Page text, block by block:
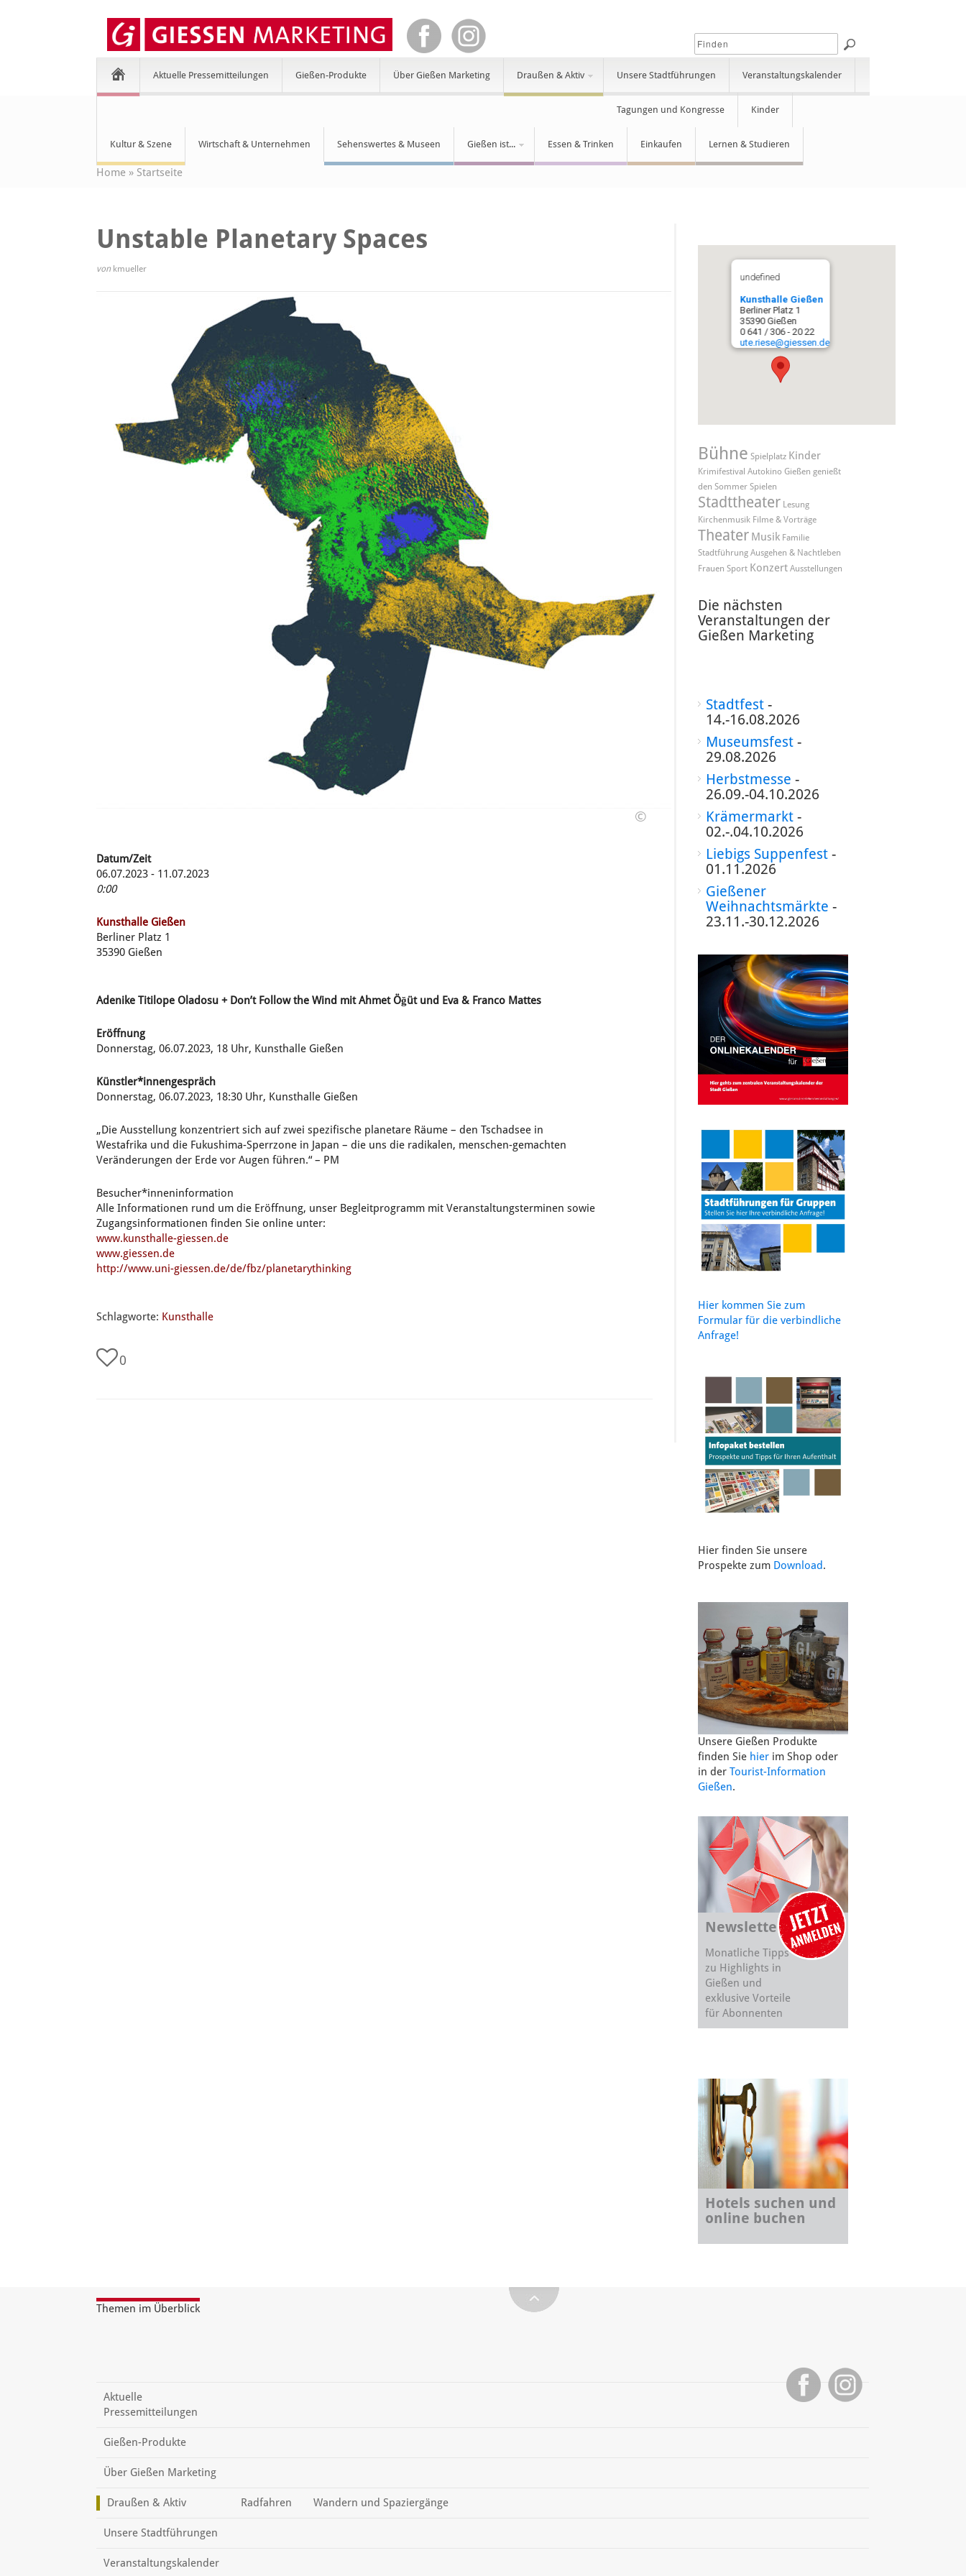
Aktuelle Pressemitteilungen Gießen-Produkte Über Gießen Marketing Draußen & Aktiv Unsere Stadtführungen Veranstaltungskalender
Tagungen und Kongresse Kinder
Kultur & Szene Wirtschaft & Unternehmen Sehenswertes & Museen Gießen ist... Essen & Trinken Einkaufen Lernen & Studieren
Home » Startseite
Unstable Planetary Spaces
von kmueller
©
Datum/Zeit
06.07.2023 - 11.07.2023
0:00
Kunsthalle Gießen
Berliner Platz 1
35390 Gießen
Adenike Titilope Oladosu + Don’t Follow the Wind mit Ahmet Öğüt und Eva & Franco Mattes
Eröffnung
Donnerstag, 06.07.2023, 18 Uhr, Kunsthalle Gießen
Künstler*innengespräch
Donnerstag, 06.07.2023, 18:30 Uhr, Kunsthalle Gießen
„Die Ausstellung konzentriert sich auf zwei spezifische planetare Räume – den Tschadsee in
Westafrika und die Fukushima-Sperrzone in Japan – die uns die radikalen, menschen-gemachten
Veränderungen der Erde vor Augen führen.“ – PM
Besucher*inneninformation
Alle Informationen rund um die Eröffnung, unser Begleitprogramm mit Veranstaltungsterminen sowie
Zugangsinformationen finden Sie online unter:
www.kunsthalle-giessen.de
www.giessen.de
http://www.uni-giessen.de/de/fbz/planetarythinking
Schlagworte: Kunsthalle
0
undefined
Kunsthalle Gießen
Berliner Platz 1
35390 Gießen
0 641 / 306 - 20 22
ute.riese@giessen.de
Bühne Spielplatz Kinder
Krimifestival Autokino Gießen genießt
den Sommer Spielen
Stadttheater Lesung
Kirchenmusik Filme & Vorträge
Theater Musik Familie
Stadtführung Ausgehen & Nachtleben
Frauen Sport Konzert Ausstellungen
Die nächsten
Veranstaltungen der
Gießen Marketing
Stadtfest-
14.-16.08.2026
Museumsfest-
29.08.2026
Herbstmesse -
26.09.-04.10.2026
Krämermarkt-
02.-.04.10.2026
Liebigs Suppenfest-
01.11.2026
Gießener
Weihnachtsmärkte -
23.11.-30.12.2026
Hier kommen Sie zum
Formular für die verbindliche
Anfrage!
Hier finden Sie unsere
Prospekte zum Download.
Unsere Gießen Produkte
finden Sie hierim Shop oder
in der Tourist-Information
Gießen.
Newsletter
Monatliche Tipps
zu Highlights in
Gießen und
exklusive Vorteile
für Abonnenten
Hotels suchen und
online buchen
Themen im Überblick
Aktuelle
Pressemitteilungen
Gießen-Produkte
Über Gießen Marketing
Draußen & Aktiv Radfahren Wandern und Spaziergänge
Unsere Stadtführungen
Veranstaltungskalender